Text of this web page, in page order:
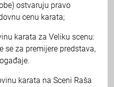
ostvaruju pravo
cenu karata;
karata za Veliku scenu:
se za premijere predstava,
karata na Sceni Raša